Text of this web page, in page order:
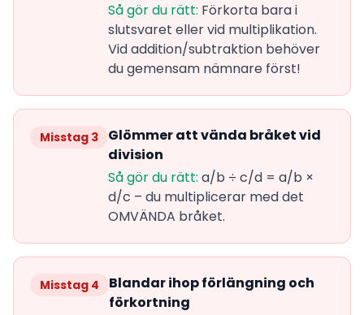
Så gör du rätt: Förkorta bara i
slutsvaret eller vid multiplikation.
Vid addition/subtraktion behöver
du gemensam nämnare först!
Misstag 3
Glömmer att vända bråket vid
division
Så gör du rätt: a/b ÷ c/d = a/b ×
d/c – du multiplicerar med det
OMVÄNDA bråket.
Misstag 4
Blandar ihop förlängning och
förkortning